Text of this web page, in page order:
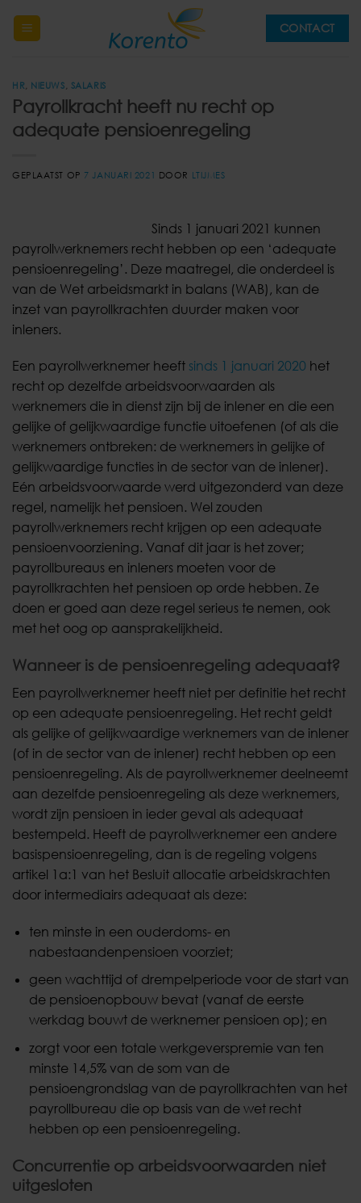
naar
CONTACT
HR NIEUWS SALARIS
Payrollkracht heeft nu recht op
adequate pensioenregeling
GEPLAATST OP 7 JANUARI 2021 DOOR LTIJMES
Sinds 1 januari 2021 kunnen
payrollwerknemers recht hebben op een ‘adequate
pensioenregeling’. Deze maatregel, die onderdeel is
van de Wet arbeidsmarkt in balans (WAB), kan de
inzet van payrollkrachten duurder maken voor
inleners.
Een payrollwerknemer heeft sinds 1 januari 2020 het
recht op dezelfde arbeidsvoorwaarden als
werknemers die in dienst zijn bij de inlener en die een
gelijke of gelijkwaardige functie uitoefenen (of als die
werknemers ontbreken: de werknemers in gelijke of
gelijkwaardige functies in de sector van de inlener).
Eén arbeidsvoorwaarde werd uitgezonderd van deze
regel, namelijk het pensioen. Wel zouden
payrollwerknemers recht krijgen op een adequate
pensioenvoorziening. Vanaf dit jaar is het zover;
payrollbureaus en inleners moeten voor de
payrollkrachten het pensioen op orde hebben. Ze
doen er goed aan deze regel serieus te nemen, ook
met het oog op aansprakelijkheid.
Wanneer is de pensioenregeling adequaat?
Een payrollwerknemer heeft niet per definitie het recht
op een adequate pensioenregeling. Het recht geldt
als gelijke of gelijkwaardige werknemers van de inlener
(of in de sector van de inlener) recht hebben op een
pensioenregeling. Als de payrollwerknemer deelneemt
aan dezelfde pensioenregeling als deze werknemers,
wordt zijn pensioen in ieder geval als adequaat
bestempeld. Heeft de payrollwerknemer een andere
basispensioenregeling, dan is de regeling volgens
artikel 1a:1 van het Besluit allocatie arbeidskrachten
door intermediairs adequaat als deze:
ten minste in een ouderdoms- en
nabestaandenpensioen voorziet;
geen wachttijd of drempelperiode voor de start van
de pensioenopbouw bevat (vanaf de eerste
werkdag bouwt de werknemer pensioen op); en
zorgt voor een totale werkgeverspremie van ten
minste 14,5% van de som van de
pensioengrondslag van de payrollkrachten van het
payrollbureau die op basis van de wet recht
hebben op een pensioenregeling.
Concurrentie op arbeidsvoorwaarden niet
uitgesloten